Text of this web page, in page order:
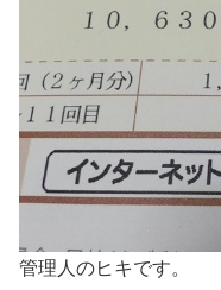
管理人のヒキです。